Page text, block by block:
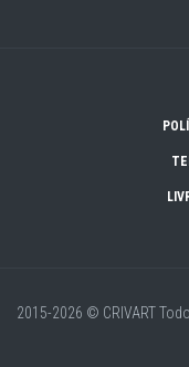
2015-2026 © CRIVART